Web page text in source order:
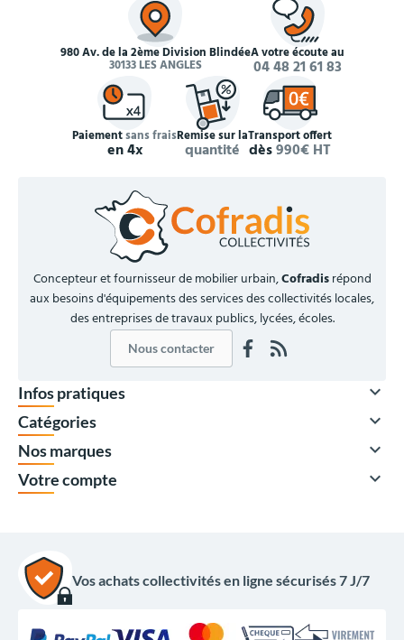
980 Av. de la 2ème Division Blindée
30133 LES ANGLES
À votre écoute au
04 48 21 61 83
Paiementsans frais
en 4x
Remise sur la
quantité
Transport offert
dès990€ HT
Concepteur et fournisseur de mobilier urbain,Cofradisrépond
aux besoins d'équipements des services des collectivités locales,
des entreprises de travaux publics, lycées, écoles.
Nous contacter
Infos pratiques 
Catégories 
Nos marques 
Votre compte 
Vos achats collectivités en ligne sécurisés 7 J/7